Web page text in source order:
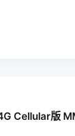
Cellular版